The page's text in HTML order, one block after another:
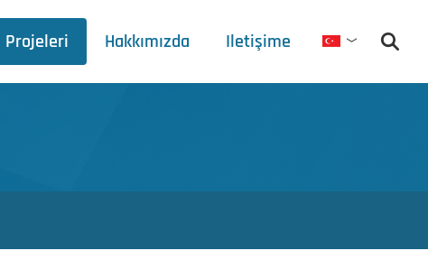
Projeleri
Hakkımızda
Debets Schalke
Iletişime Türkçe